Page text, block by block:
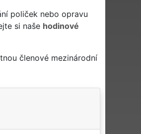
poliček nebo opravu
si naše hodinové
členové mezinárodní